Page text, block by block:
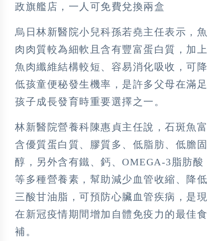
政旗艦店，一人可免費兌換兩盒
烏日林新醫院小兒科孫若堯主任表示，魚
肉肉質較為細軟且含有豐富蛋白質，加上
魚肉纖維結構較短、容易消化吸收，可降
低孩童便秘發生機率，是許多父母在滿足
孩子成長發育時重要選擇之一。
林新醫院營養科陳惠貞主任說，石斑魚富
含優質蛋白質、膠質多、低脂肪、低膽固
醇，另外含有鐵、鈣、OMEGA-3脂肪酸
等多種營養素，幫助減少血管收縮、降低
三酸甘油脂，可預防心臟血管疾病，是現
在新冠疫情期間增加自體免疫力的最佳食
補。